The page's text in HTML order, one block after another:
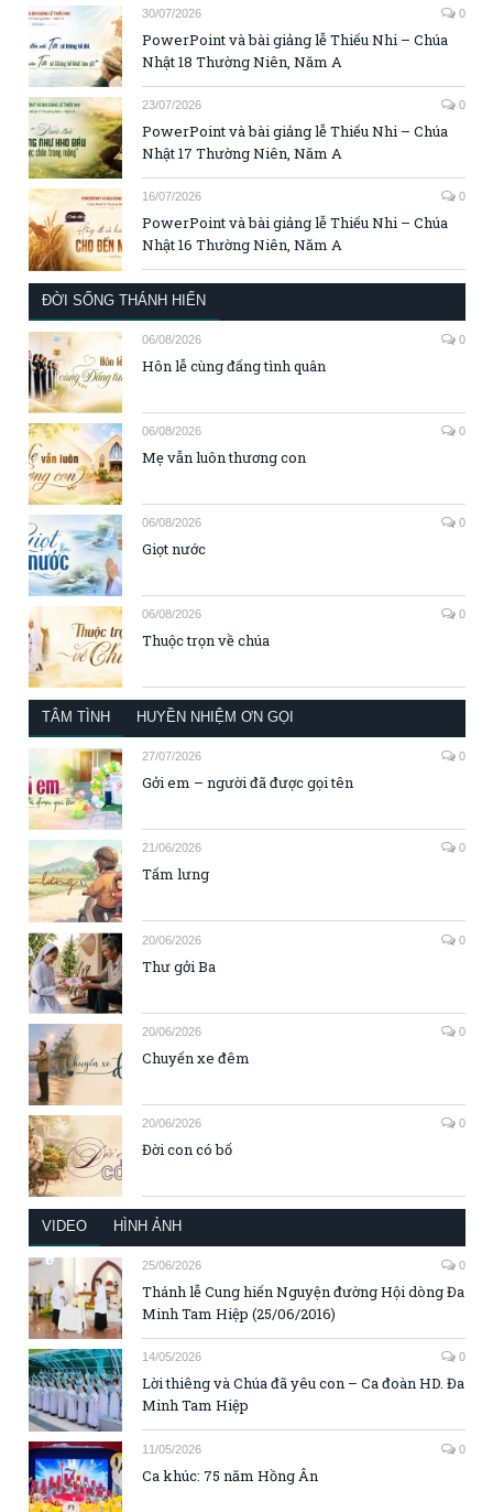
30/07/2026 0
PowerPoint và bài giảng lễ Thiếu Nhi – Chúa
Nhật 18 Thường Niên, Năm A
23/07/2026 0
PowerPoint và bài giảng lễ Thiếu Nhi – Chúa
Nhật 17 Thường Niên, Năm A
16/07/2026 0
PowerPoint và bài giảng lễ Thiếu Nhi – Chúa
Nhật 16 Thường Niên, Năm A
ĐỜI SỐNG THÁNH HIẾN
06/08/2026 0
Hôn lễ cùng đấng tình quân
06/08/2026 0
Mẹ vẫn luôn thương con
06/08/2026 0
Giọt nước
06/08/2026 0
Thuộc trọn về chúa
TÂM TÌNH HUYỀN NHIỆM ƠN GỌI
27/07/2026 0
Gởi em – người đã được gọi tên
21/06/2026 0
Tấm lưng
20/06/2026 0
Thư gởi Ba
20/06/2026 0
Chuyến xe đêm
20/06/2026 0
Đời con có bố
VIDEO HÌNH ẢNH
25/06/2026 0
Thánh lễ Cung hiến Nguyện đường Hội dòng Đa
Minh Tam Hiệp (25/06/2016)
14/05/2026 0
Lời thiêng và Chúa đã yêu con – Ca đoàn HD. Đa
Minh Tam Hiệp
11/05/2026 0
Ca khúc: 75 năm Hồng Ân